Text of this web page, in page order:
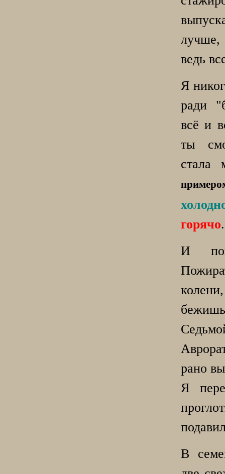
ведь
Я
ради
всё и
ты
горячо.
И
рано
Я
В